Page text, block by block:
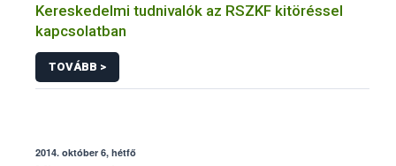
Kereskedelmi tudnivalók az RSZKF kitöréssel
kapcsolatban
TOVÁBB >
2014. október 6, hétfő